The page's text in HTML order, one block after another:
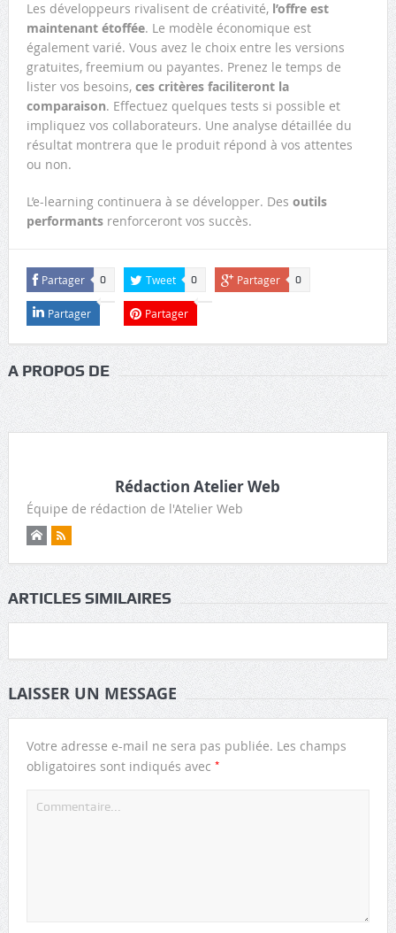
Les développeurs rivalisent de créativité, l’offre est
maintenant étoffée. Le modèle économique est
également varié. Vous avez le choix entre les versions
gratuites, freemium ou payantes. Prenez le temps de
lister vos besoins, ces critères faciliteront la
comparaison. Effectuez quelques tests si possible et
impliquez vos collaborateurs. Une analyse détaillée du
résultat montrera que le produit répond à vos attentes
ou non.
L’e-learning continuera à se développer. Des outils
performantsrenforceront vos succès.
Partager 0 Tweet 0 Partager 0
Partager Partager
A PROPOS DE
Rédaction Atelier Web
Équipe de rédaction de l'Atelier Web
ARTICLES SIMILAIRES
LAISSER UN MESSAGE
Votre adresse e-mail ne sera pas publiée. Les champs
obligatoires sont indiqués avec *